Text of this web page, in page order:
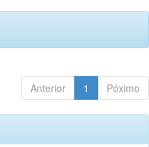
Anterior 1 Póximo